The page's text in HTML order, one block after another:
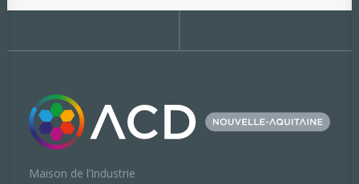
Maison de l’Industrie